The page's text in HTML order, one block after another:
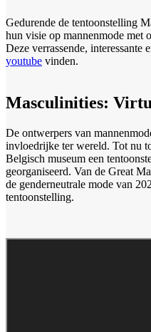
Gedurende de tentoonstelling
hun visie op mannenmode met
Deze verrassende, interessante
youtube vinden.
Masculinities:
De ontwerpers van
invloedrijke ter wereld. Tot nu
Belgisch museum een
georganiseerd. Van de Great
de genderneutrale mode van
tentoonstelling.